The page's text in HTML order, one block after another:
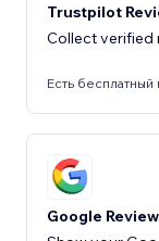
Trustpilot
Collect verified
Есть бесплатный
Google